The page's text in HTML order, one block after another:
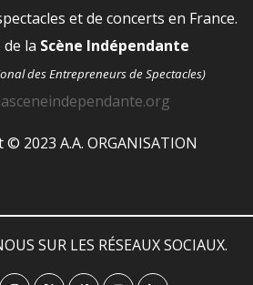
et de concerts en France.
la Scène Indépendante
des Entrepreneurs de Spectacles)
2023 A.A. ORGANISATION
SUR LES RÉSEAUX SOCIAUX.